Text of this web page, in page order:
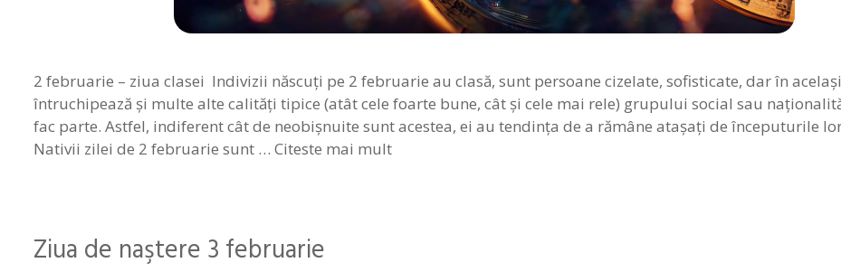
2 februarie – ziua clasei Indivizii născuţi pe 2 februarie au clasă, sunt persoane cizelate, sofisticate, dar în
întruchipează şi multe alte calităţi tipice (atât cele foarte bune, cât şi cele mai rele) grupului social sau
fac parte. Astfel, indiferent cât de neobişnuite sunt acestea, ei au tendinţa de a rămâne ataşaţi de începuturile
Nativii zilei de 2 februarie sunt … Citeste mai mult
Ziua de naştere 3 februarie